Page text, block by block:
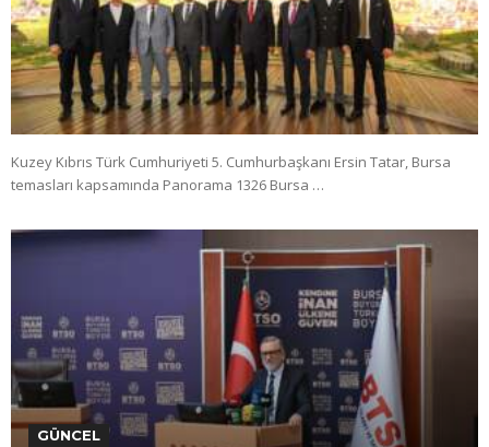
Kuzey Kıbrıs Türk Cumhuriyeti 5. Cumhurbaşkanı Ersin Tatar, Bursa
temasları kapsamında Panorama 1326 Bursa …
GÜNCEL